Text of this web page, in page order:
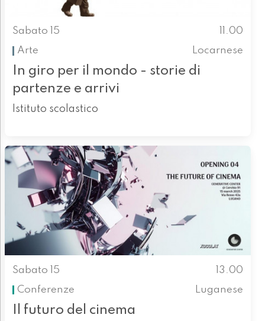
Sabato 15
11.00
Arte
Locarnese
In giro per il mondo - storie di
partenze e arrivi
Istituto scolastico
Sabato 15
13.00
Conferenze
Luganese
Il futuro del cinema